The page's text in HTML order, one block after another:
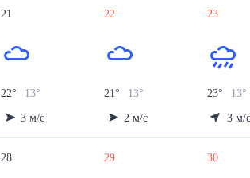
21
22° 13°
3 м/с
22
21° 13°
2 м/с
23
23° 13°
3 м/с
28 29 30